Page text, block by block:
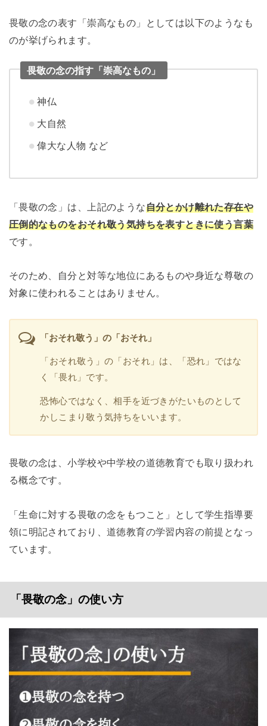
畏敬の念の表す「崇高なもの」としては以下のようなも
のが挙げられます。
畏敬の念の指す「崇高なもの」
神仏
大自然
偉大な人物 など
「畏敬の念」は、上記のような自分とかけ離れた存在や
圧倒的なものをおそれ敬う気持ちを表すときに使う言葉
です。
そのため、自分と対等な地位にあるものや身近な尊敬の
対象に使われることはありません。
「おそれ敬う」の「おそれ」
「おそれ敬う」の「おそれ」は、「恐れ」ではな
く「畏れ」です。
恐怖心ではなく、相手を近づきがたいものとして
かしこまり敬う気持ちをいいます。
畏敬の念は、小学校や中学校の道徳教育でも取り扱われ
る概念です。
「生命に対する畏敬の念をもつこと」として学生指導要
領に明記されており、道徳教育の学習内容の前提となっ
ています。
「畏敬の念」の使い方